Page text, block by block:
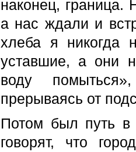
наконец, граница.
а нас ждали и
хлеба я никогда
уставшие, а они
воду
прерываясь от
Потом был путь в
говорят, что